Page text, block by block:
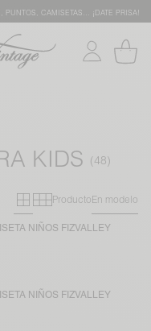
PUNTOS, CAMISETAS… ¡DATE PRISA!
KIDS
Primary grid
Secondary
ProductoEn modelo
NIÑOS FIZVALLEY
NIÑOS FIZVALLEY